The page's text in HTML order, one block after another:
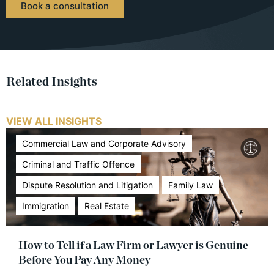
Book a consultation
Related Insights
VIEW ALL INSIGHTS
Commercial Law and Corporate Advisory
Criminal and Traffic Offence
Dispute Resolution and Litigation
Family Law
Immigration
Real Estate
How to Tell if a Law Firm or Lawyer is Genuine
Before You Pay Any Money